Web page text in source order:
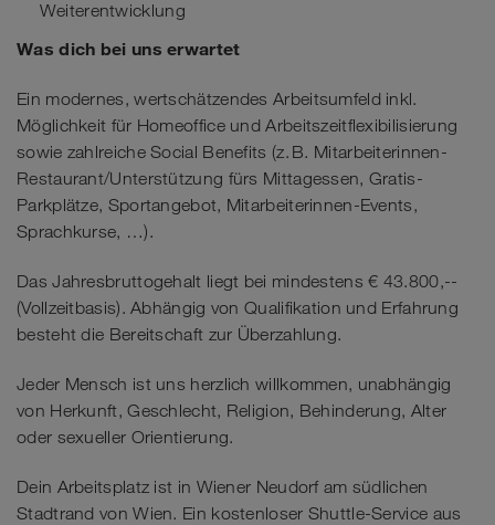
Weiterentwicklung
Was dich bei uns erwartet
Ein modernes, wertschätzendes Arbeitsumfeld inkl.
Möglichkeit für Homeoffice und Arbeitszeitflexibilisierung
sowie zahlreiche Social Benefits (z. B. Mitarbeiterinnen-
Restaurant/Unterstützung fürs Mittagessen, Gratis-
Parkplätze, Sportangebot, Mitarbeiterinnen-Events,
Sprachkurse, …).
Das Jahresbruttogehalt liegt bei mindestens € 43.800,--
(Vollzeitbasis). Abhängig von Qualifikation und Erfahrung
besteht die Bereitschaft zur Überzahlung.
Jeder Mensch ist uns herzlich willkommen, unabhängig
von Herkunft, Geschlecht, Religion, Behinderung, Alter
oder sexueller Orientierung.
Dein Arbeitsplatz ist in Wiener Neudorf am südlichen
Stadtrand von Wien. Ein kostenloser Shuttle-Service aus